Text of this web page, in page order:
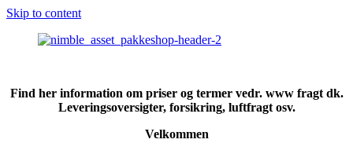
Skip to content
Find her information om priser og termer vedr. www fragt dk.
Leveringsoversigter, forsikring, luftfragt osv.
Velkommen